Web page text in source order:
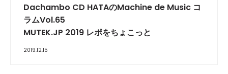
Dachambo CD HATAのMachine de Music コ
ラムVol.65
MUTEK.JP 2019 レポをちょこっと
2019.12.15